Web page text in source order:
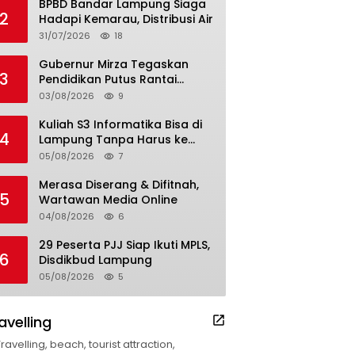
2
BPBD Bandar Lampung Siaga
Hadapi Kemarau, Distribusi Air
31/07/2026 18
3
Gubernur Mirza Tegaskan
Pendidikan Putus Rantai
Kemiskinan
03/08/2026 9
Kuliah S3 Informatika Bisa di
Lampung Tanpa Harus ke
Luar Daerah
05/08/2026 7
Merasa Diserang & Difitnah,
Wartawan Media Online
04/08/2026 6
29 Peserta PJJ Siap Ikuti MPLS,
Disdikbud Lampung
05/08/2026 5
beach, tourist attraction,